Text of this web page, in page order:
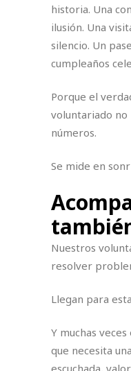
historia. Una
ilusión. Una
silencio. Un
cumpleaños
Porque el
voluntariado no
números.
Se mide en
Nuestros
resolver
Llegan para
Y muchas
que necesita